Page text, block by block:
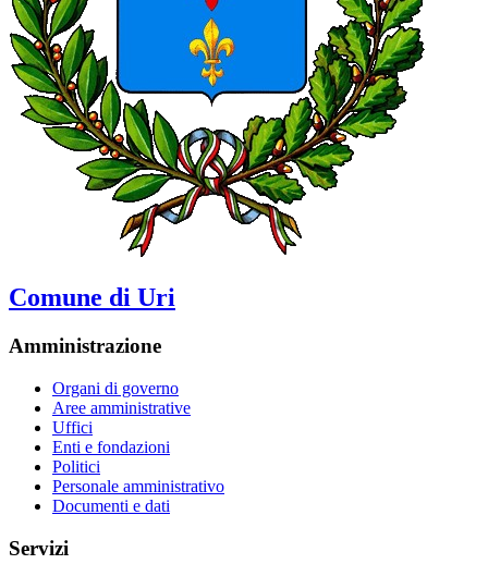
Comune di Uri
Amministrazione
Organi di governo
Aree amministrative
Uffici
Enti e fondazioni
Politici
Personale amministrativo
Documenti e dati
Servizi